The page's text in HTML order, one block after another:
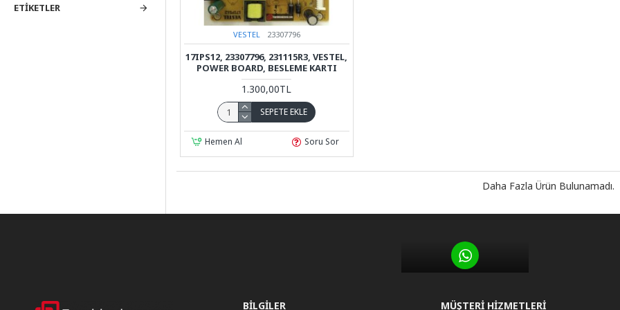
ETIKETLER
VESTEL 23307796
17IPS12, 23307796, 231115R3, VESTEL,
POWER BOARD, BESLEME KARTI
1.300,00TL
SEPETE EKLE
Hemen Al Soru Sor
Daha Fazla Ürün Bulunamadı.
BILGILER MÜŞTERI HIZMETLERI